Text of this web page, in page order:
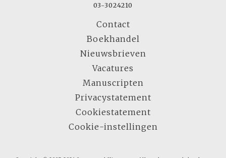
03-3024210
Contact
Boekhandel
Nieuwsbrieven
Vacatures
Manuscripten
Privacystatement
Cookiestatement
Cookie-instellingen